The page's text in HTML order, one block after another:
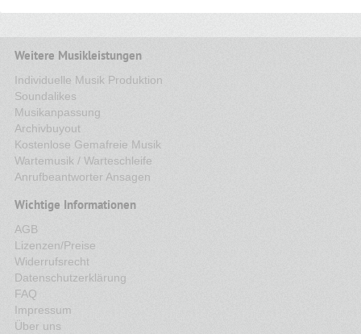
Weitere Musikleistungen
Individuelle Musik Produktion
Soundalikes
Musikanpassung
Archivbuyout
Kostenlose Gemafreie Musik
Wartemusik / Warteschleife
Anrufbeantworter Ansagen
Wichtige Informationen
AGB
Lizenzen/Preise
Widerrufsrecht
Datenschutzerklärung
FAQ
Impressum
Über uns